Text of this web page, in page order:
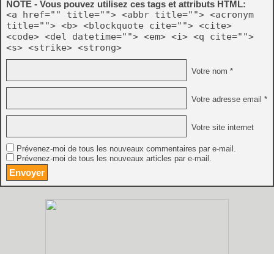
NOTE - Vous pouvez utilisez ces tags et attributs HTML:
<a href="" title=""> <abbr title=""> <acronym
title=""> <b> <blockquote cite=""> <cite>
<code> <del datetime=""> <em> <i> <q cite="">
<s> <strike> <strong>
Votre nom *
Votre adresse email *
Votre site internet
Prévenez-moi de tous les nouveaux commentaires par e-mail.
Prévenez-moi de tous les nouveaux articles par e-mail.